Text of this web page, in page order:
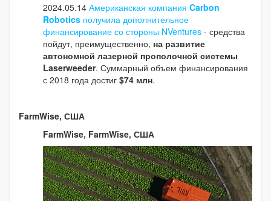
2024.05.14 Американская компания Carbon
Robotics получила дополнительное
финансирование со стороны NVentures - средства
пойдут, преимущественно, на развитие
автономной лазерной прополочной системы
Laserweeder. Суммарный объем финансирования
с 2018 года достиг $74 млн.
FarmWise, США
FarmWise, FarmWise, США